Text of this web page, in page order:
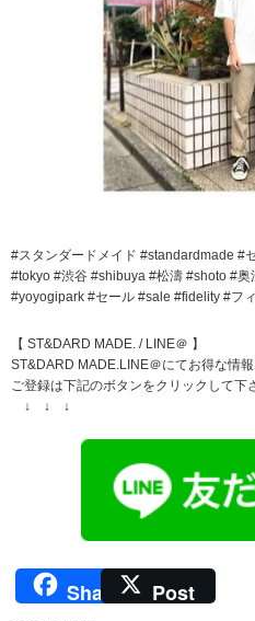
#スタンダードメイド #standardmade #
#tokyo #渋谷 #shibuya #松濤 #shoto #
#yoyogipark #セール #sale #fidelity #フ
【 ST&DARD MADE. / LINE＠ 】
ST&DARD MADE.LINE＠にてお得な情報
ご登録は下記のボタンをクリックして下
↓ ↓ ↓
Share Post